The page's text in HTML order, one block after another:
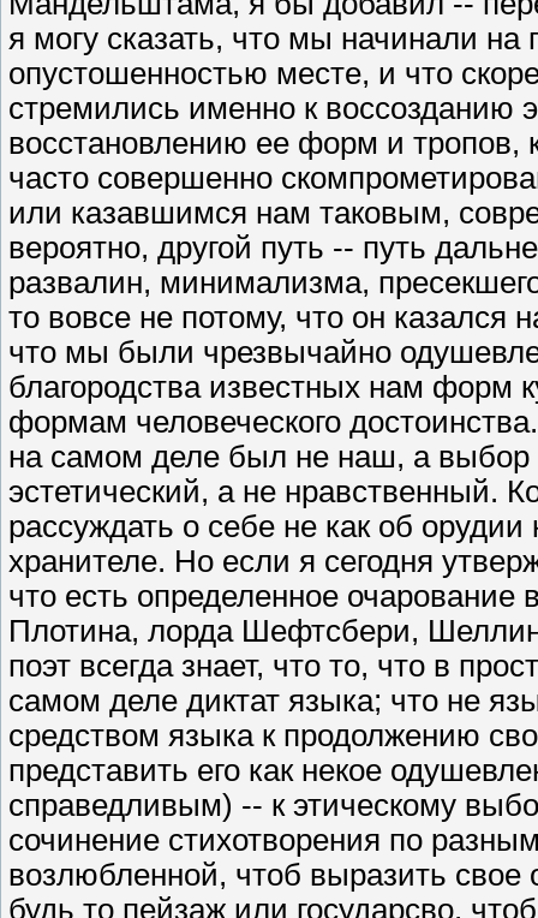
я могу сказать, что мы начинали
опустошенностью месте, и что
стремились именно к воссозданию
восстановлению ее форм и тропов,
часто совершенно
или казавшимся нам таковым,
вероятно, другой путь -- путь
развалин, минимализма,
то вовсе не потому, что он
что мы были чрезвычайно
благородства известных нам форм
формам человеческого
на самом деле был не наш, а выбор
эстетический, а не нравственный.
рассуждать о себе не как об
хранителе. Но если я сегодня
что есть определенное
Плотина, лорда Шефтсбери,
поэт всегда знает, что то, что в
самом деле диктат языка; что не
средством языка к продолжению
представить его как некое
справедливым) -- к этическому
сочинение стихотворения по
возлюбленной, чтоб выразить
будь то пейзаж или государсво,